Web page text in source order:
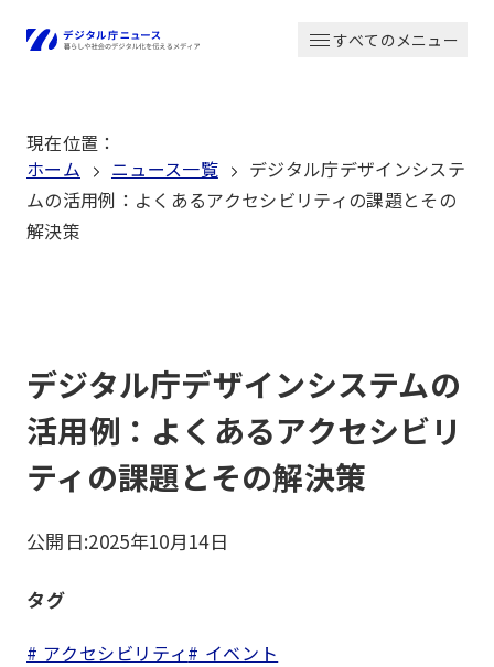
本
文
動
すべてのメニュー
現在位置 ：
ホーム
ニュース一覧
デジタル庁デザインシステ
ムの活用例：よくあるアクセシビリティの課題とその
解決策
デジタル庁デザインシステムの
活用例：よくあるアクセシビリ
ティの課題とその解決策
公開日:2025年10月14日
タグ
# アクセシビリティ# イベント